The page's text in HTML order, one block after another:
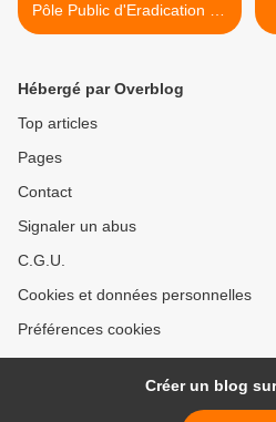
Pôle Public d'Eradication de
l'Amiante"
Hébergé par Overblog
Top articles
Pages
Contact
Signaler un abus
C.G.U.
Cookies et données personnelles
Préférences cookies
Créer un blog